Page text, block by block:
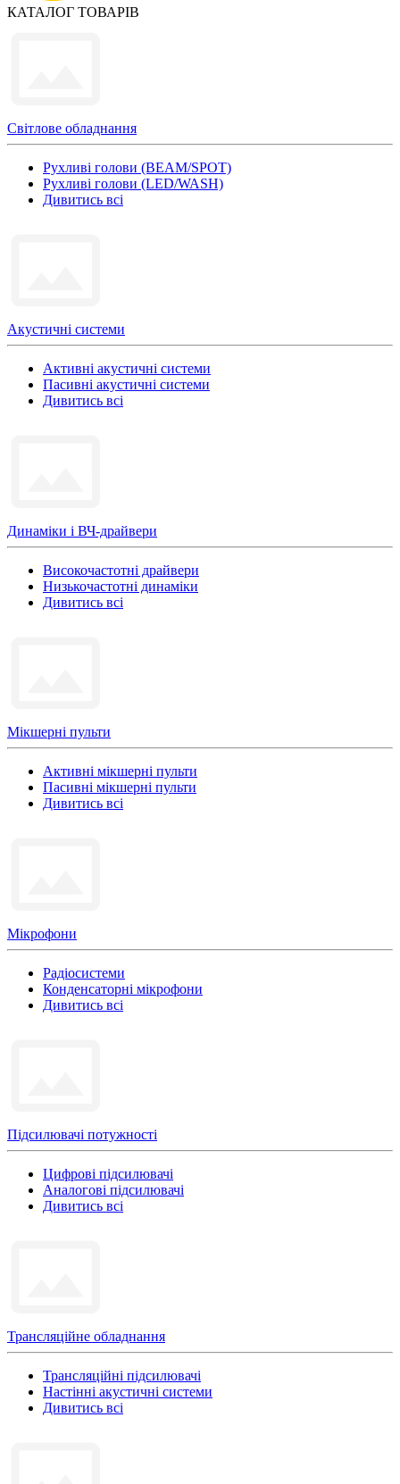
КАТАЛОГ ТОВАРІВ
Світлове обладнання
Рухливі голови (BEAM/SPOT)
Рухливі голови (LED/WASH)
Дивитись всі
Акустичні системи
Активні акустичні системи
Пасивні акустичні системи
Дивитись всі
Динаміки і ВЧ-драйвери
Високочастотні драйвери
Низькочастотні динаміки
Дивитись всі
Мікшерні пульти
Активні мікшерні пульти
Пасивні мікшерні пульти
Дивитись всі
Мікрофони
Радіосистеми
Конденсаторні мікрофони
Дивитись всі
Підсилювачі потужності
Цифрові підсилювачі
Аналогові підсилювачі
Дивитись всі
Трансляційне обладнання
Трансляційні підсилювачі
Настінні акустичні системи
Дивитись всі